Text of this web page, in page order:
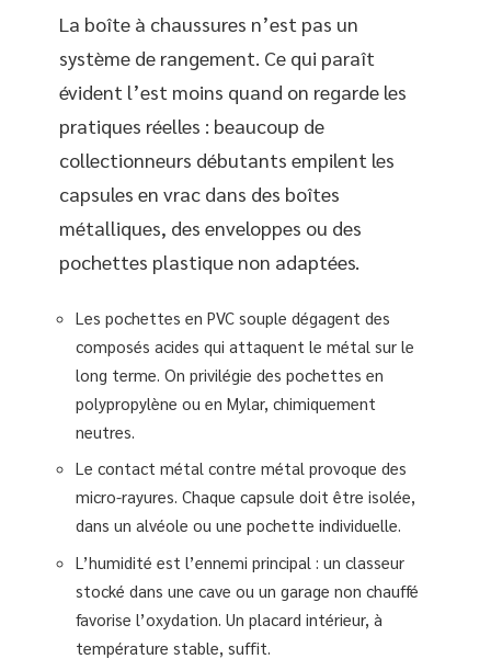
La boîte à chaussures n’est pas un
système de rangement. Ce qui paraît
évident l’est moins quand on regarde les
pratiques réelles : beaucoup de
collectionneurs débutants empilent les
capsules en vrac dans des boîtes
métalliques, des enveloppes ou des
pochettes plastique non adaptées.
Les pochettes en PVC souple dégagent des
composés acides qui attaquent le métal sur le
long terme. On privilégie des pochettes en
polypropylène ou en Mylar, chimiquement
neutres.
Le contact métal contre métal provoque des
micro-rayures. Chaque capsule doit être isolée,
dans un alvéole ou une pochette individuelle.
L’humidité est l’ennemi principal : un classeur
stocké dans une cave ou un garage non chauffé
favorise l’oxydation. Un placard intérieur, à
température stable, suffit.